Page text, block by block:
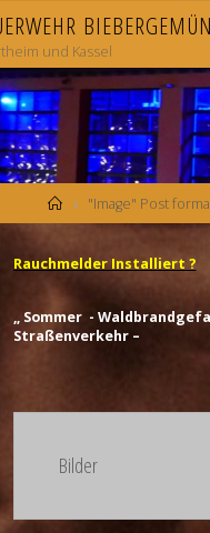
ERWEHR BIEBERGEMÜN
und Kassel
Home"Image" Post
Rauchmelder Installiert ?
„ Sommer -
Straßenverkehr –
Bilder